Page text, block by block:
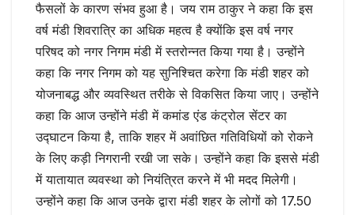
फैसलों के कारण संभव हुआ है। जय राम ठाकुर ने कहा कि इस
वर्ष मंडी शिवरात्रि का अधिक महत्व है क्योंकि इस वर्ष नगर
परिषद को नगर निगम मंडी में स्तरोन्नत किया गया है। उन्होंने
कहा कि नगर निगम को यह सुनिश्चित करेगा कि मंडी शहर को
योजनाबद्ध और व्यवस्थित तरीके से विकसित किया जाए। उन्होंने
कहा कि आज उन्होंने मंडी में कमांड एंड कंट्रोल सेंटर का
उद्घाटन किया है, ताकि शहर में अवांछित गतिविधियों को रोकने
के लिए कड़ी निगरानी रखी जा सके। उन्होंने कहा कि इससे मंडी
में यातायात व्यवस्था को नियंत्रित करने में भी मदद मिलेगी।
उन्होंने कहा कि आज उनके द्वारा मंडी शहर के लोगों को 17.50